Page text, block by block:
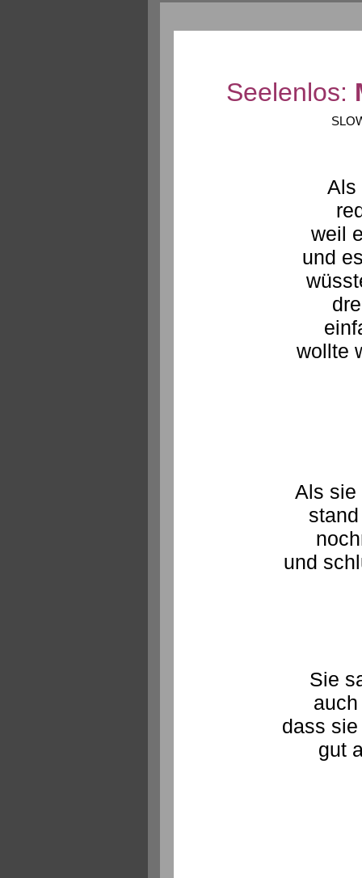
Seelenlos:
Als
weil
und
wollte
Als sie
und
Sie
dass
gut